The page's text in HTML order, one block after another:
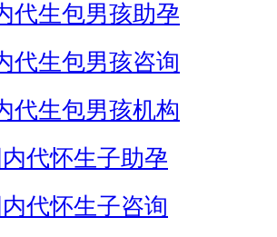
代生包男孩助孕
代生包男孩咨询
代生包男孩机构
内代怀生子助孕
内代怀生子咨询